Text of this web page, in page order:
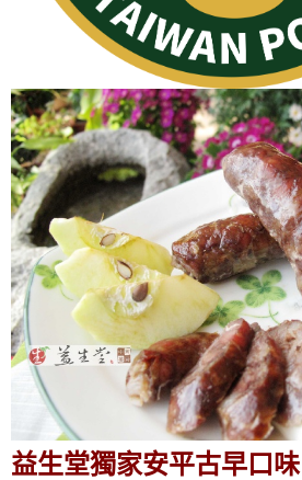
益生堂獨家安平古早口味